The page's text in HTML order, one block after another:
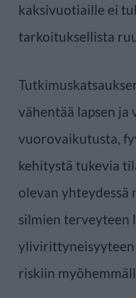
kaksivuotiaille ei
tarkoituksellista
vähentää lapsen ja
vuorovaikutusta,
kehitystä tukevia
olevan yhteydessä
silmien
ylivirittyneisyyteen
riskiin